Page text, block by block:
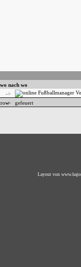
nach wo
->
-> gefeuert
Layout von